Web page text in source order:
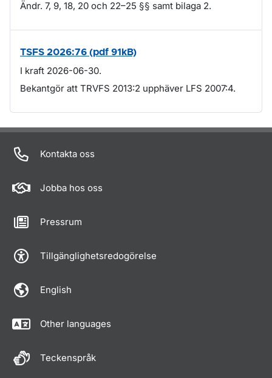
Ändr. 7, 9, 18, 20 och 22–25 §§ samt bilaga 2.
TSFS 2026:76 (pdf 91kB)
I kraft 2026-06-30.
Bekantgör att TRVFS 2013:2 upphäver LFS 2007:4.
Om sidan
Kontakta oss
Jobba hos oss
Pressrum
Tillgänglighetsredogörelse
English
Other languages
Teckenspråk